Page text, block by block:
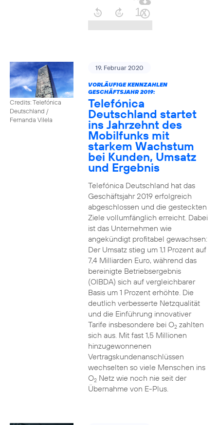
Credits: Telefónica
Deutschland /
Fernanda Vilela
19. Februar 2020
VORLÄUFIGE KENNZAHLEN
GESCHÄFTSJAHR 2019:
Telefónica
Deutschland startet
ins Jahrzehnt des
Mobilfunks mit
starkem Wachstum
bei Kunden, Umsatz
und Ergebnis
Telefónica Deutschland hat das
Geschäftsjahr 2019 erfolgreich
abgeschlossen und die gesteckten
Ziele vollumfänglich erreicht. Dabei
ist das Unternehmen wie
angekündigt profitabel gewachsen:
Der Umsatz stieg um 1,1 Prozent auf
7,4 Milliarden Euro, während das
bereinigte Betriebsergebnis
(OIBDA) sich auf vergleichbarer
Basis um 1 Prozent erhöhte. Die
deutlich verbesserte Netzqualität
und die Einführung innovativer
Tarife insbesondere bei O2zahlten
sich aus. Mit fast 1,5 Millionen
hinzugewonnenen
Vertragskundenanschlüssen
wechselten so viele Menschen ins
O2Netz wie noch nie seit der
Übernahme von E-Plus.